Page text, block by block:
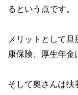
るという点です。
メリットとして
康保険、厚生年金
そして奥さんは扶